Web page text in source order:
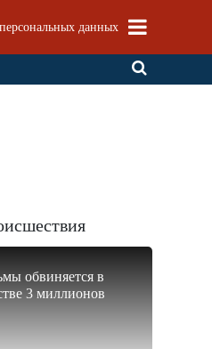
данных
обвиняется в
3 миллионов